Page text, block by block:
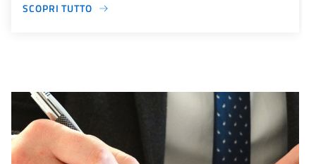
SCOPRI TUTTO